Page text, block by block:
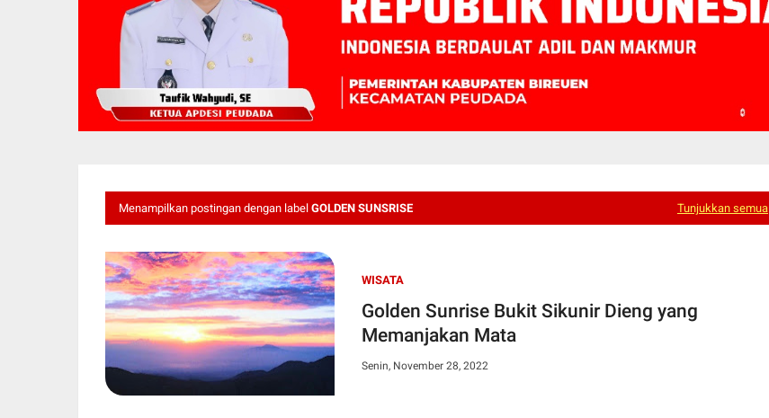
Menampilkan postingan dengan label GOLDEN SUNSRISE Tunjukkan semua
WISATA
Golden Sunrise Bukit Sikunir Dieng yang
Memanjakan Mata
Senin, November 28, 2022